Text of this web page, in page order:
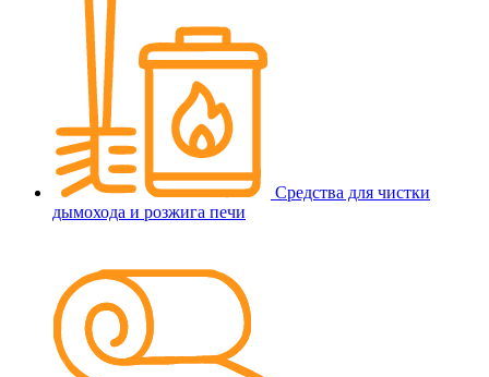
Средства для чистки
дымохода и розжига печи